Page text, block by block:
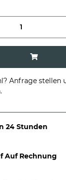
Anfrage stellen
24 Stunden
Auf Rechnung